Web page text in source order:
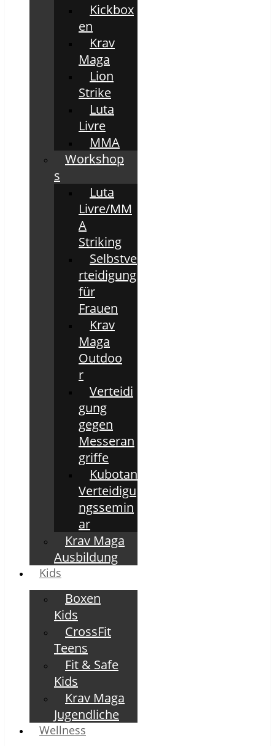
Kickbox
en
Krav
Maga
Lion
Strike
Luta
Livre
MMA
Workshop
s
Luta
Livre/MM
A
Striking
Selbstve
rteidigung
für
Frauen
Krav
Maga
Outdoo
r
Verteidi
gung
gegen
Messeran
griffe
Kubotan
Verteidigu
ngssemin
ar
Krav Maga
Ausbildung
Kids
Boxen
Kids
CrossFit
Teens
Fit & Safe
Kids
Krav Maga
Jugendliche
Wellness